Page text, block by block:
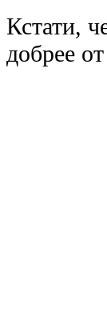
Кстати,
добрее